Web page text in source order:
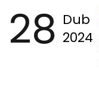
28 Dub
2024